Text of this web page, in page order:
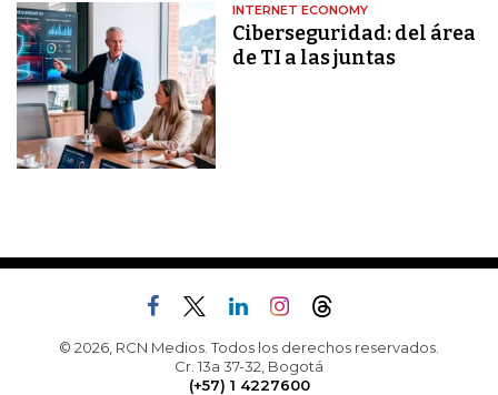
INTERNET ECONOMY
Ciberseguridad: del área
de TI a las juntas
© 2026, RCN Medios. Todos los derechos reservados.
Cr. 13a 37-32, Bogotá
(+57) 1 4227600